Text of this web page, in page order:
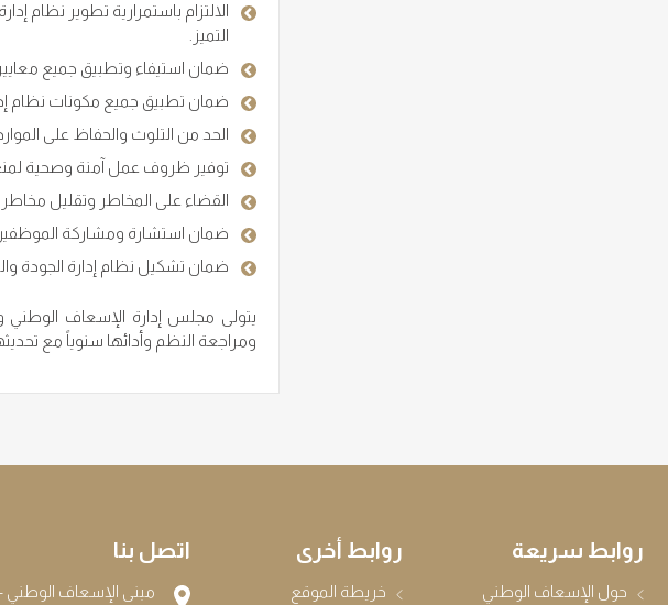
الالتزام باستمرارية تطوير نظام
التميز.
ضمان استيفاء وتطبيق جميع
ضمان تطبيق جميع مكونات نظام
الحد من التلوث والحفاظ على
توفير ظروف عمل آمنة وصحية لمنع
القضاء على المخاطر وتقليل
ضمان استشارة ومشاركة
ضمان تشكيل نظام إدارة الجودة
يتولى مجلس إدارة الإسعاف الوطني
ومراجعة النظم وأدائها سنوياً مع
روابط سريعة
حول الإسعاف الوطني
روابط أخرى
خريطة الموقع
اتصل بنا
مبنى الإسعاف الوطني